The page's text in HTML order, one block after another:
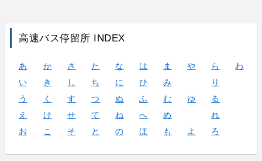
高速バス停留所 INDEX
あ か さ た な は ま や ら
わ
い
き し ち に ひ み
り
う
く す つ ぬ ふ む ゆ
る
え
け せ て ね へ め
れ
お
こ そ と の ほ も よ ろ